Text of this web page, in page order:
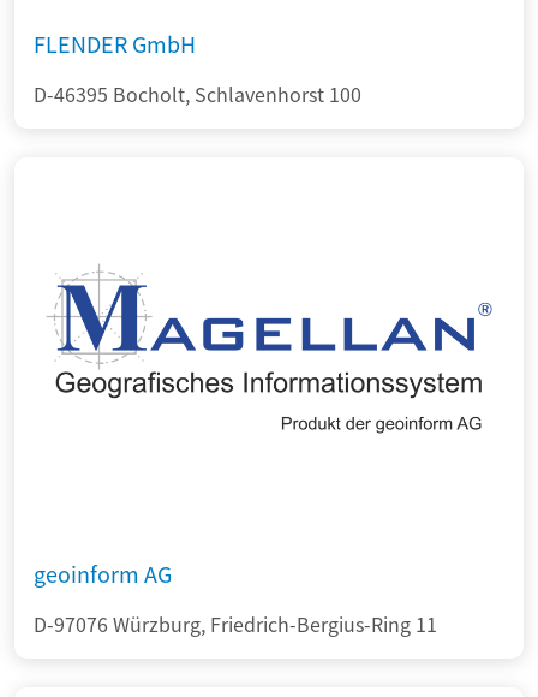
FLENDER GmbH
D-46395 Bocholt, Schlavenhorst 100
geoinform AG
D-97076 Würzburg, Friedrich-Bergius-Ring 11